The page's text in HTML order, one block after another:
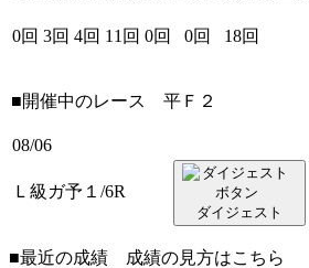
0回 3回 4回 11回 0回 0回 18回
■開催中のレース 平Ｆ２
08/06
Ｌ級ガ予１/6R
ダイジェスト
■最近の成績 成績の見方はこちら